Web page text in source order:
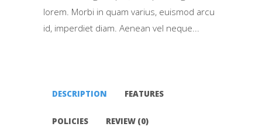
lorem. Morbi in quam varius, euismod arcu
id, imperdiet diam. Aenean vel neque...
DESCRIPTION FEATURES
POLICIES REVIEW (0)